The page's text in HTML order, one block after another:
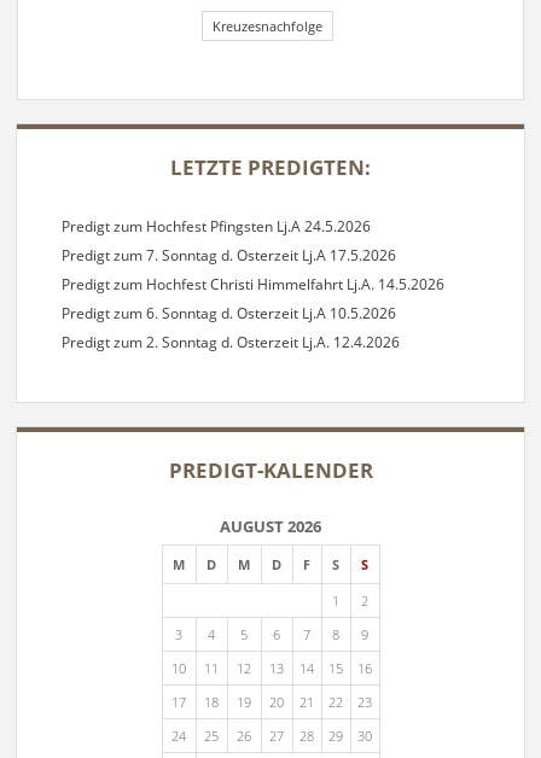
Kreuzesnachfolge
SIDEBAR
LETZTE PREDIGTEN:
Predigt zum Hochfest Pfingsten Lj.A 24.5.2026
Predigt zum 7. Sonntag d. Osterzeit Lj.A 17.5.2026
Predigt zum Hochfest Christi Himmelfahrt Lj.A. 14.5.2026
Predigt zum 6. Sonntag d. Osterzeit Lj.A 10.5.2026
Predigt zum 2. Sonntag d. Osterzeit Lj.A. 12.4.2026
PREDIGT-KALENDER
AUGUST 2026
M D M D F S
S
1
2
3
4 5 6 7 8
9
10
11 12 13 14 15
16
17
18 19 20 21 22
23
24
25 26 27 28 29
30